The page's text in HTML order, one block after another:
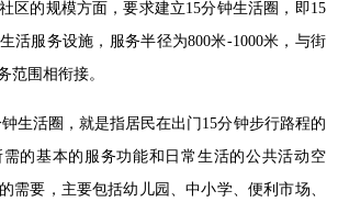
区的规模方面，要求建立15分钟生活圈，即15
活服务设施，服务半径为800米-1000米，与街
范围相衔接。
生活圈，就是指居民在出门15分钟步行路程的
的基本的服务功能和日常生活的公共活动空
需要，主要包括幼儿园、中小学、便利市场、